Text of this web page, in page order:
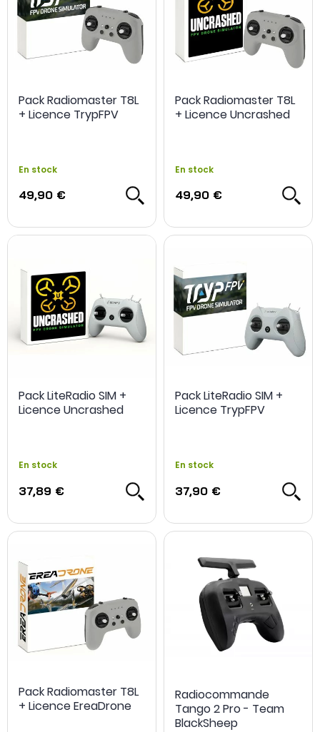
Pack Radiomaster T8L
+ Licence TrypFPV
En stock
49,90 €
Pack Radiomaster T8L
+ Licence Uncrashed
En stock
49,90 €
Pack LiteRadio SIM +
Licence Uncrashed
En stock
37,89 €
Pack LiteRadio SIM +
Licence TrypFPV
En stock
37,90 €
Pack Radiomaster T8L
+ Licence EreaDrone
Radiocommande
Tango 2 Pro - Team
BlackSheep